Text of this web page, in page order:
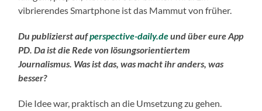
vibrierendes Smartphone ist das Mammut von früher.
Du publizierst aufperspective-daily.deund über eure App
PD. Da ist die Rede von lösungsorientiertem
Journalismus. Was ist das, was macht ihr anders, was
besser?
Die Idee war, praktisch an die Umsetzung zu gehen.